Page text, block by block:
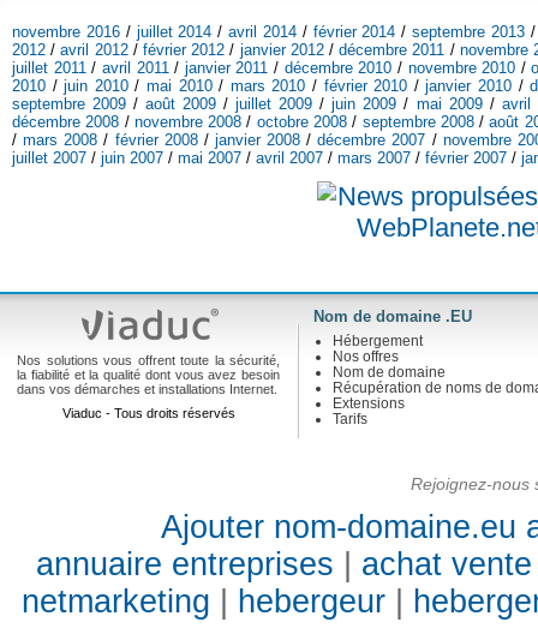
novembre 2016/ juillet 2014 /avril 2014/ février 2014 /septembre 2013
2012 /avril 2012/février 2012 / janvier 2012/décembre 2011 / novembre
juillet 2011/ avril 2011/ janvier 2011 / décembre 2010 / novembre 2010 /
2010 /juin 2010/mai 2010/ mars 2010 / février 2010 /janvier 2010 /
septembre 2009 /août 2009 /juillet 2009 /juin 2009 / mai 2009/ avril
décembre 2008 / novembre 2008 / octobre 2008/ septembre 2008/août
/mars 2008 / février 2008/ janvier 2008 /décembre 2007 / novembre
juillet 2007 / juin 2007 / mai 2007 / avril 2007 / mars 2007 / février 2007 /
Nos solutions vous offrent toute la sécurité,
la fiabilité et la qualité dont vous avez besoin
dans vos démarches et installations Internet.
Viaduc - Tous droits réservés
Nom de domaine .EU
Hébergement
Nos offres
Nom de domaine
Récupération de noms de
Extensions
Tarifs
Rejoignez-nous
Ajouter nom-domaine.eu
annuaire entreprises
achat
netmarketing
hebergeur